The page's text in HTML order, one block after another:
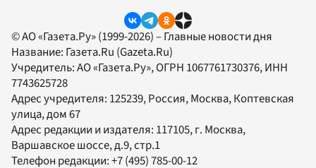
© АО «Газета.Ру» (1999-2026) – Главные новости дня
Название: Газета.Ru (Gazeta.Ru)
Учредитель:АО «Газета.Ру», ОГРН 1067761730376, ИНН
7743625728
Адрес учредителя: 125239, Россия, Москва, Коптевская
улица, дом 67
Адрес редакции и издателя: 117105, г. Москва,
Варшавское шоссе, д.9, стр.1
Телефон редакции:+7 (495) 785-00-12